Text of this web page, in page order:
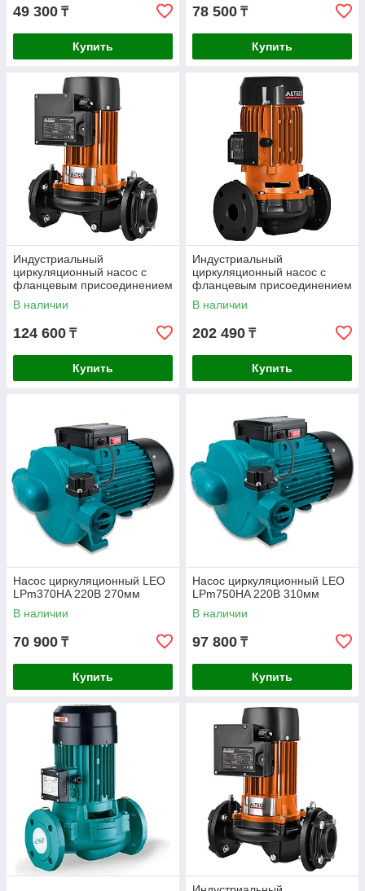
49 300 ₸
Купить
78 500 ₸
Купить
Индустриальный
циркуляционный насос с
фланцевым присоединением
ALTECO PH 50/750 F
В наличии
124 600 ₸
Купить
Индустриальный
циркуляционный насос с
фланцевым присоединением
ALTECO PH 50/1500 F
В наличии
202 490 ₸
Купить
Насос циркуляционный LEO
LPm370HA 220В 270мм
В наличии
70 900 ₸
Купить
Насос циркуляционный LEO
LPm750HA 220В 310мм
В наличии
97 800 ₸
Купить